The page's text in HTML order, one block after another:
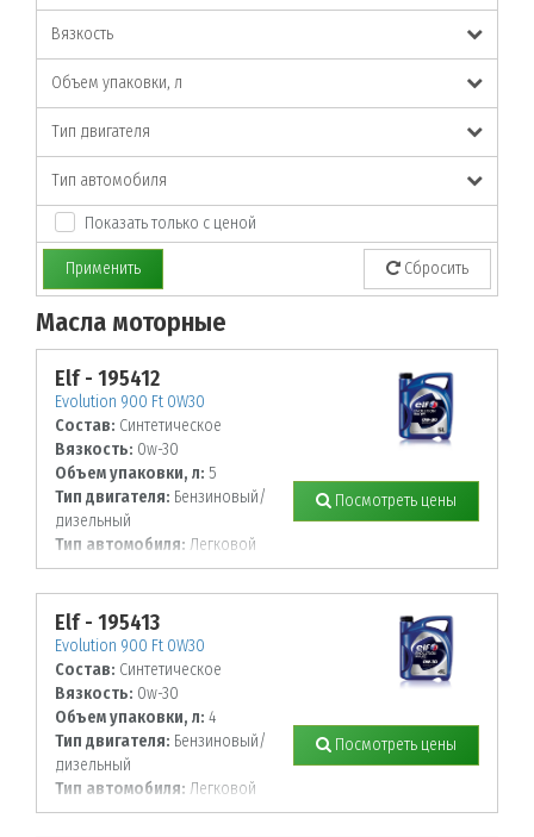
Вязкость
Объем упаковки, л
Тип двигателя
Тип автомобиля
Показать только с ценой
Применить Сбросить
Масла моторные
Elf - 195412
Evolution 900 Ft 0W30
Состав: Синтетическое
Вязкость: 0w-30
Объем упаковки, л: 5
Тип двигателя: Бензиновый/
дизельный
Тип автомобиля: Легковой
Посмотреть цены
Elf - 195413
Evolution 900 Ft 0W30
Состав: Синтетическое
Вязкость: 0w-30
Объем упаковки, л: 4
Тип двигателя: Бензиновый/
дизельный
Тип автомобиля: Легковой
Посмотреть цены
По заданным параметрам товары не найдены!